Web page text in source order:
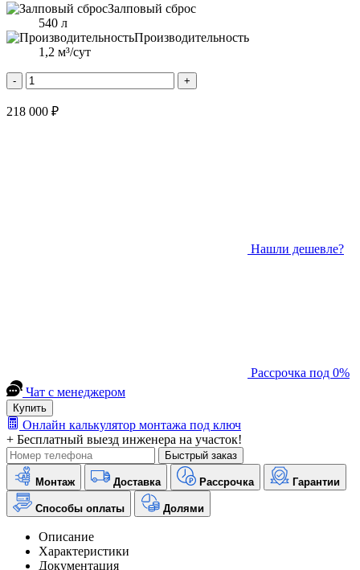
Залповый сброс
540 л
Производительность
1,2 м³/сут
- +
218 000 ₽
Нашли дешевле?
Рассрочка под 0%
Чат с менеджером
Купить
Онлайн калькулятор монтажа под ключ
+ Бесплатный выезд инженера на участок!
Быстрый заказ
Монтаж Доставка Рассрочка Гарантии
Способы оплаты Долями
Описание
Характеристики
Документация